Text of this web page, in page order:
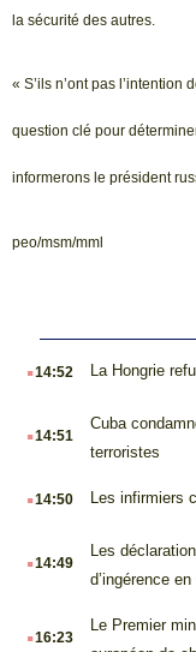
la sécurité des autres.
« S’ils n’ont pas
question clé pour
informerons le président
peo/msm/mml
.14:52 La Hongrie
.14:51
Cuba
terroristes
.14:50 Les infirmiers
.14:49
Les
d’ingérence
.16:23
Le Premier